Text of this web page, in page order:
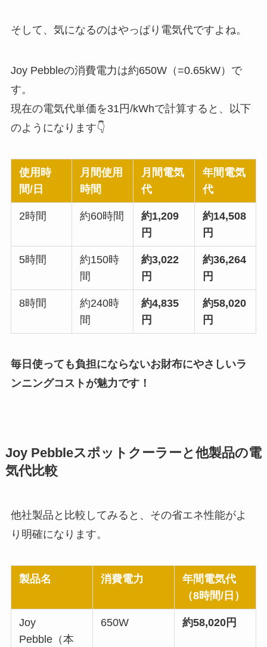
そして、気になるのはやっぱり電気代ですよね。
Joy Pebbleの消費電力は約650W（=0.65kW）で
す。
現在の電気代単価を31円/kWhで計算すると、以下
のようになります👇
使用時
間/日
月間使用
時間
月間電気
代
年間電気
代
2時間 約60時間
約1,209
円
約14,508
円
5時間
約150時
間
約3,022
円
約36,264
円
8時間
約240時
間
約4,835
円
約58,020
円
毎日使っても負担にならないお財布にやさしいラ
ンニングコストが魅力です！
Joy Pebbleスポットクーラーと他製品の電
気代比較
他社製品と比較してみると、その省エネ性能がよ
り明確になります。
製品名 消費電力
年間電気代
（8時間/日）
Joy
Pebble（本
650W 約58,020円